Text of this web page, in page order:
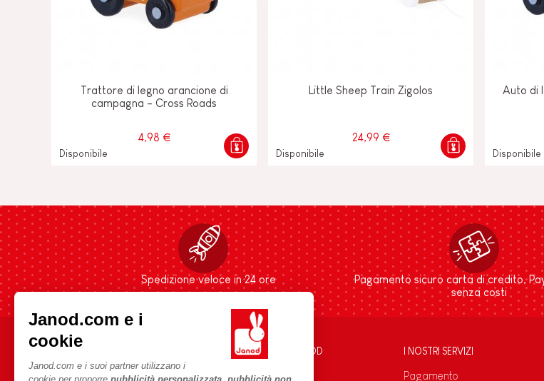
Janod.com e i
cookie
Janod.com e i suoi partner utilizzano i
cookie per proporre pubblicità personalizzata, pubblicità non
Trattore di legno arancione di
campagna - Cross Roads
4,98 €
Disponibile
Little Sheep Train Zigolos
24,99 €
Disponibile
Auto di
Disponibile
Spedizione veloce in 24 ore
Pagamento sicuro carta di credito,
senza costi
AIUTO E INFORMAZIONI
Condizioni Generali Di Vendita
L'UNIVERSO JANOD
Storia
I NOSTRI SERVIZI
Pagamento